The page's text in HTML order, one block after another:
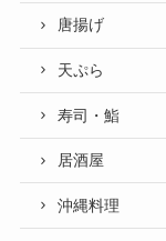
唐揚げ
天ぷら
寿司・鮨
居酒屋
沖縄料理